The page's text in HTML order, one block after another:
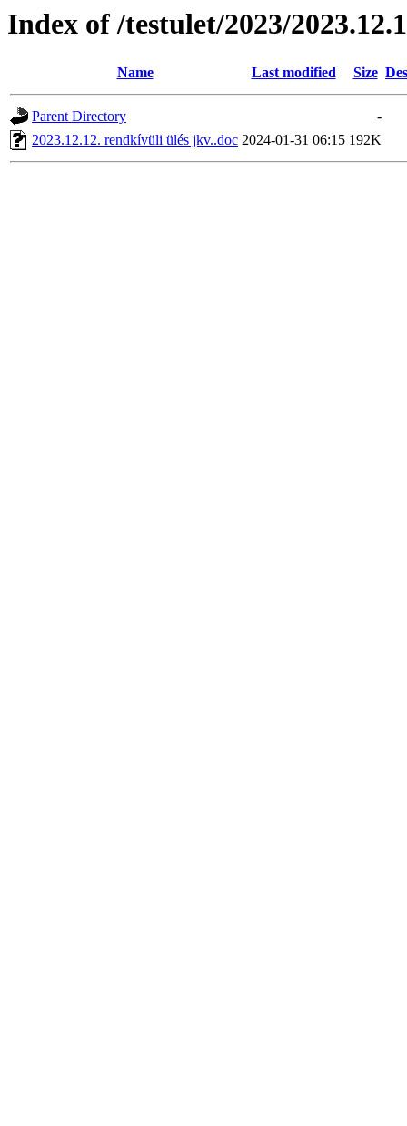
Index of /testulet/2023/
Name Last modified Size
Parent Directory
-
2023.12.12. rendkívüli ülés jkv..doc 2024-01-31 06:15 192K